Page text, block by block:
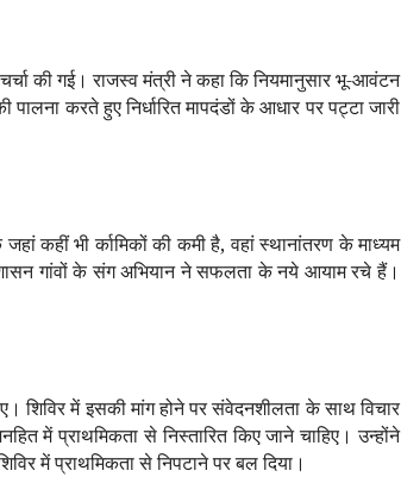
की गई। राजस्व मंत्री ने कहा कि नियमानुसार भू-आवंटन
करते हुए निर्धारित मापदंडों के आधार पर पट्टा जारी
कहीं भी र्कामिकों की कमी है, वहां स्थानांतरण के माध्यम
गांवों के संग अभियान ने सफलता के नये आयाम रचे हैं।
शिविर में इसकी मांग होने पर संवेदनशीलता के साथ विचार
में प्राथमिकता से निस्तारित किए जाने चाहिए। उन्होंने
में प्राथमिकता से निपटाने पर बल दिया।